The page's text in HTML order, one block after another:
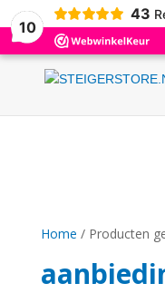
10
43
0031 (0)6 12376695
Home / Producten